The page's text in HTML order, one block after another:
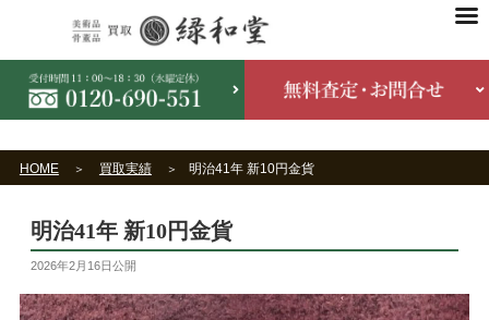
HOME 買取実績 明治41年 新10円金貨
明治41年 新10円金貨
2026年2月16日公開